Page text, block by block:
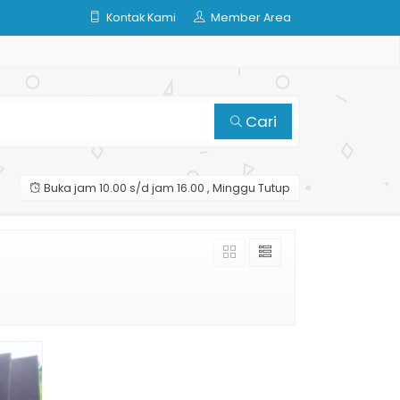
Kontak Kami Member Area
Cari
Buka jam 10.00 s/d jam 16.00 , Minggu Tutup